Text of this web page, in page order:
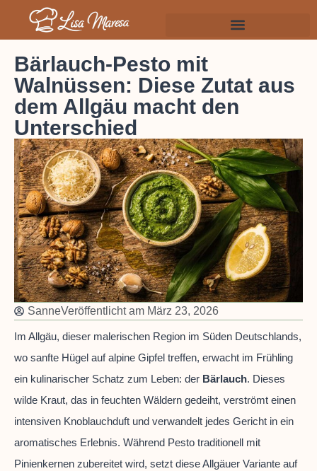
Bärlauch-Pesto mit
Walnüssen: Diese Zutat aus
dem Allgäu macht den
Unterschied
SanneVeröffentlicht am März 23, 2026
Im Allgäu, dieser malerischen Region im Süden Deutschlands,
wo sanfte Hügel auf alpine Gipfel treffen, erwacht im Frühling
ein kulinarischer Schatz zum Leben: der Bärlauch. Dieses
wilde Kraut, das in feuchten Wäldern gedeiht, verströmt einen
intensiven Knoblauchduft und verwandelt jedes Gericht in ein
aromatisches Erlebnis. Während Pesto traditionell mit
Pinienkernen zubereitet wird, setzt diese Allgäuer Variante auf